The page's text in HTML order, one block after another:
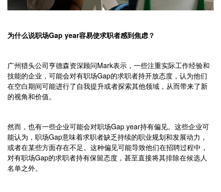
为什么说职场Gap year容易使求职者感到焦虑？
广州猎头公司亨德森资深顾问Mark表示，一些注重实际工作经验和
技能的企业，可能会对有职场Gap的求职者持开放态度，认为他们
在空白期间可能进行了自我提升或者探索其他领域，从而带来了新
的视角和价值。
然而，也有一些企业可能会对职场Gap year持有偏见。这些企业可
能认为，职场Gap意味着求职者缺乏持续的职业规划和发展动力，
或者在某些方面存在不足。这种偏见可能导致他们在招聘过程中，
对有职场Gap的求职者持有保留态度，甚至直接将其排除在候选人
名单之外。